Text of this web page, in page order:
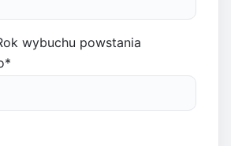
wybuchu powstania
*